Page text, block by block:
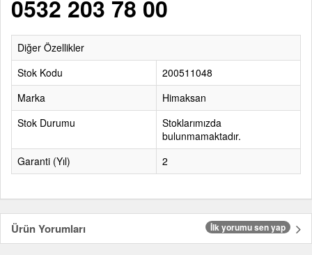
0532 203 78 00
Diğer Özellikler
Stok Kodu
200511048
Marka
Himaksan
Stok Durumu
Stoklarımızda
bulunmamaktadır.
Garanti (Yıl)
2
Ürün Yorumları İlk yorumu sen yap